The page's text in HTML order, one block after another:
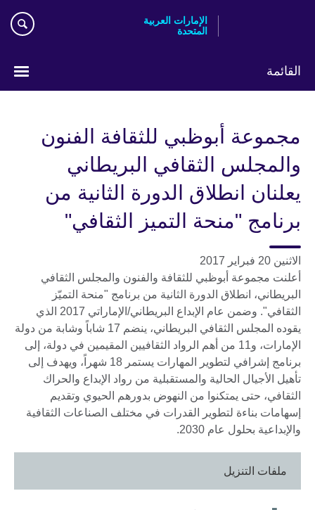
الإمارات العربية
المتحدة
القائمة
مجموعة أبوظبي للثقافة الفنون
والمجلس الثقافي البريطاني
يعلنان انطلاق الدورة الثانية من
برنامج "منحة التميز الثقافي"
الاثنين 20 فبراير 2017
أعلنت مجموعة أبوظبي للثقافة والفنون والمجلس الثقافي
البريطاني، انطلاق الدورة الثانية من برنامج "منحة التميّز
الثقافي". وضمن عام الإبداع البريطاني/الإماراتي 2017 الذي
يقوده المجلس الثقافي البريطاني، ينضم 17 شاباً وشابة من دولة
الإمارات، و11 من أهم الرواد الثقافيين المقيمين في دولة، إلى
برنامج إشرافي لتطوير المهارات يستمر 18 شهراً، ويهدف إلى
تأهيل الأجيال الحالية والمستقبلية من رواد الإبداع والحراك
الثقافي، حتى يمتكنوا من النهوض بدورهم الحيوي وتقديم
إسهامات بناءة لتطوير القدرات في مختلف الصناعات الثقافية
والإبداعية بحلول عام 2030.
ملفات التنزيل